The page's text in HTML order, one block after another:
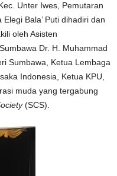
Unter Iwes, Pemutaran
Bala’ Puti dihadiri dan
oleh Asisten
Dr. H. Muhammad
Sumbawa, Ketua Lembaga
Indonesia, Ketua KPU,
muda yang tergabung
(SCS).